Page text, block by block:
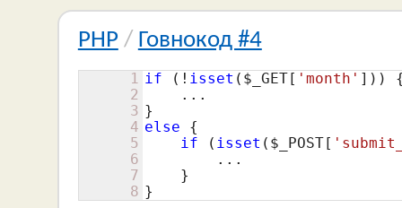
PHP / Говнокод #4
1
2
3
4
5
6
7
8
if (! isset ( $_GET[ 'month' ]))
    ...
else {
if ( isset ( $_POST[
        ...
    }
}